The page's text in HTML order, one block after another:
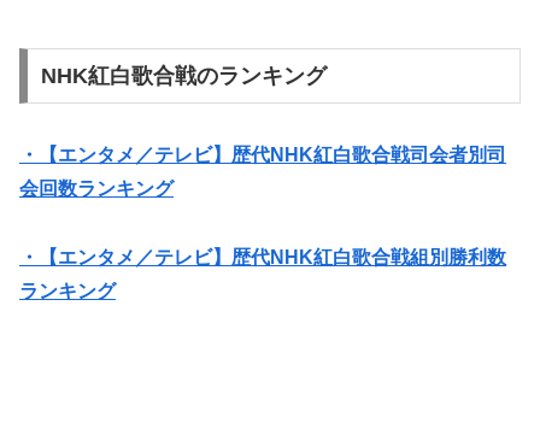
NHK紅白歌合戦のランキング
・【エンタメ／テレビ】歴代NHK紅白歌合戦司会者別司
会回数ランキング
・【エンタメ／テレビ】歴代NHK紅白歌合戦組別勝利数
ランキング